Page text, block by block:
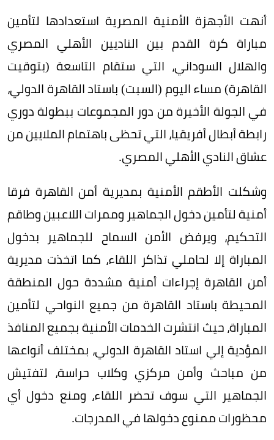
أنهت الأجهزة الأمنية المصرية استعدادها لتأمين
مباراة كرة القدم بين الناديين الأهلي المصري
والهلال السوداني، التي ستقام التاسعة (بتوقيت
القاهرة) مساء اليوم (السبت) باستاد القاهرة الدولي،
في الجولة الأخيرة من دور المجموعات ببطولة دوري
رابطة أبطال أفريقيا، التي تحظى باهتمام الملايين من
عشاق النادي الأهلي المصري.
وشكلت الأطقم الأمنية بمديرية أمن القاهرة فرقا
أمنية لتأمين دخول الجماهير وممرات اللاعبين وطاقم
التحكيم، ويرفض الأمن السماح للجماهير بدخول
المباراة إلا لحاملي تذاكر اللقاء، كما اتخذت مديرية
أمن القاهرة إجراءات أمنية مشددة حول المنطقة
المحيطة باستاد القاهرة من جميع النواحي لتأمين
المباراة، حيث انتشرت الخدمات الأمنية بجميع المنافذ
المؤدية إلي استاد القاهرة الدولي، بمختلف أنواعها
من مباحث وأمن مركزي وكلاب حراسة، لتفتيش
الجماهير التي سوف تحضر اللقاء، ومنع دخول أي
محظورات ممنوع دخولها في المدرجات.